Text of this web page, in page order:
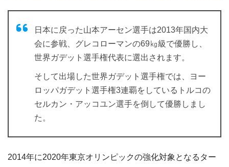
日本に戻った山本アーセン選手は2013年国内大
会に参戦、グレコローマンの69㎏級で優勝し、
世界ガデット選手権代表に選出されます。
そして出場した世界ガデット選手権では、ヨー
ロッパガデット選手権3連覇をしているトルコの
セルカン・アッコユン選手を倒して優勝しまし
た。
2014年に2020年東京オリンピックの強化対象となるター